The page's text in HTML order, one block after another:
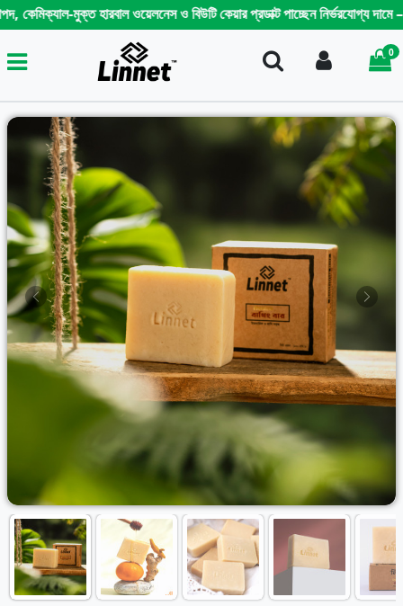
হারবাল ওয়েলনেস ও বিউটি কেয়ার প্রডাক্ট পাচ্ছেন নির্ভরযোগ্য দামে –
SearchLogin 0